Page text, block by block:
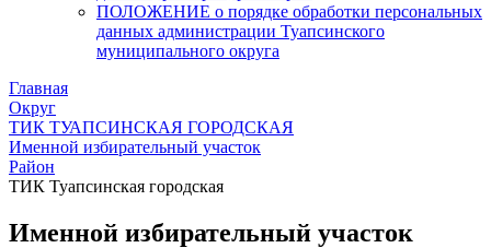
ПОЛОЖЕНИЕ о порядке обработки персональных
данных администрации Туапсинского
муниципального округа
Главная
Округ
ТИК ТУАПСИНСКАЯ ГОРОДСКАЯ
Именной избирательный участок
Район
ТИК Туапсинская городская
Именной избирательный участок